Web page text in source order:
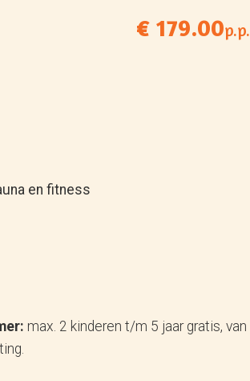
€ 179.00p.p.
en fitness
max. 2 kinderen t/m 5 jaar gratis, van